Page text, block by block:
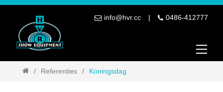
info@hvr.cc 0486-412777
Referenties Koningsdag